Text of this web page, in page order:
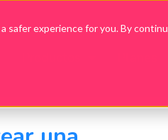
safer experience for you. By